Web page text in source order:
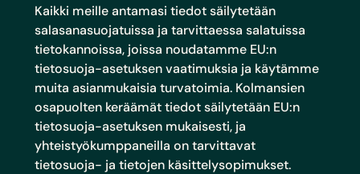
Kaikki meille antamasi tiedot säilytetään
salasanasuojatuissa ja tarvittaessa salatuissa
tietokannoissa, joissa noudatamme EU:n
tietosuoja-asetuksen vaatimuksia ja käytämme
muita asianmukaisia turvatoimia. Kolmansien
osapuolten keräämät tiedot säilytetään EU:n
tietosuoja-asetuksen mukaisesti, ja
yhteistyökumppaneilla on tarvittavat
tietosuoja- ja tietojen käsittelysopimukset.